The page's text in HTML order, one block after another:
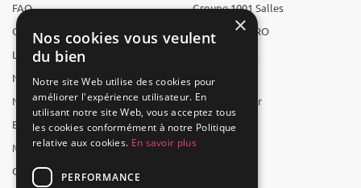
FAQ
Qui sommes-nous ?
L'équipe
Nous recrutons
Nos partenaires
Espace presse
Mentions légales
CGV
Groupe 1001 Salles
1001 Salles PRO
1001 Traiteurs
1001 Artistes
Reserverunbar
MP2
×
Nos cookies vous veulent
du bien
Notre site Web utilise des cookies pour
améliorer l'expérience utilisateur. En
utilisant notre site Web, vous acceptez tous
les cookies conformément à notre Politique
relative aux cookies. En savoir plus
PERFORMANCE